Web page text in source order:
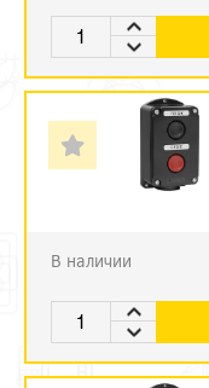
В наличии